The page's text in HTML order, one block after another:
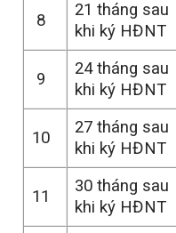
8
21 tháng sau
khi ký HĐNT
9
24 tháng sau
khi ký HĐNT
10
27 tháng sau
khi ký HĐNT
11
30 tháng sau
khi ký HĐNT